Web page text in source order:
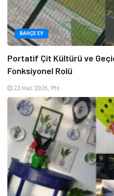
BAHÇE EV
Portatif Çit Kültürü ve
Fonksiyonel Rolü
22 Haz 2026, Pts